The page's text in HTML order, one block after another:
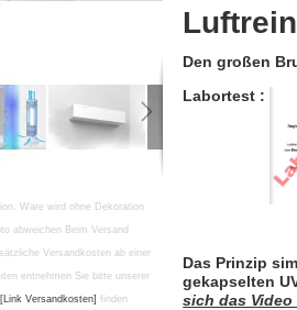
Ware wird ohne Dekoration
abweichen Beim Versand
Versandkosten ab einer
entnehmen Sie bitte unserer
[Link Versandkosten] finden
Den großen
Labortest :
Das Prinzip
gekapselten
sich das